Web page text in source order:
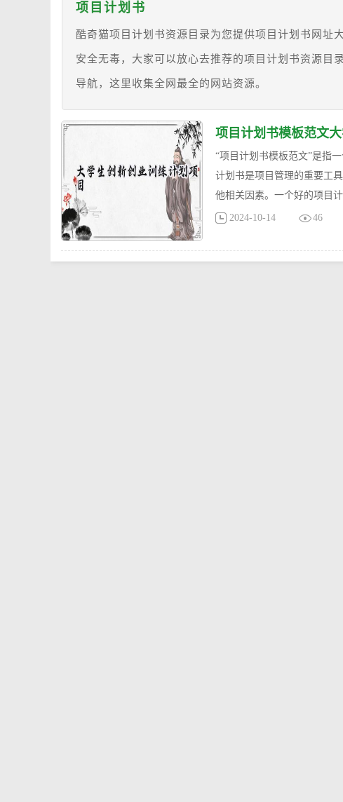
项目计划书
酷奇猫项目计划书资源目录为您提供项目计划书网址
安全无毒，大家可以放心去推荐的项目计划书资源目
导航，这里收集全网最全的网站资源。
项目计划书模板范文大
“项目计划书模板范文”是指
计划书是项目管理的重要工
他相关因素。一个好的项目计
2024-10-14 46